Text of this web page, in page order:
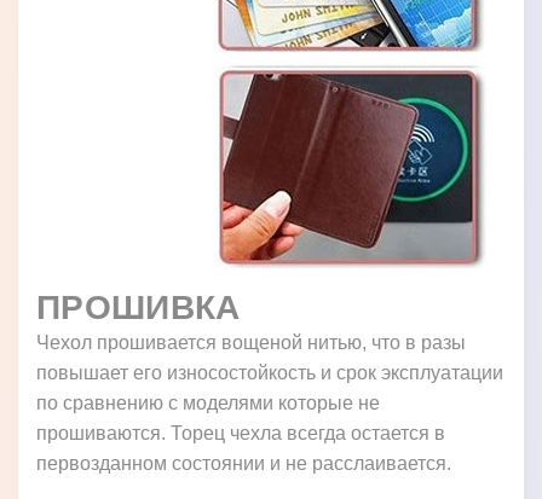
ПРОШИВКА
Чехол прошивается вощеной нитью, что в разы
повышает его износостойкость и срок эксплуатации
по сравнению с моделями которые не
прошиваются. Торец чехла всегда остается в
первозданном состоянии и не расслаивается.